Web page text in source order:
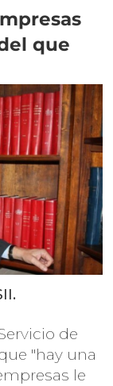
que
de
"hay una
le